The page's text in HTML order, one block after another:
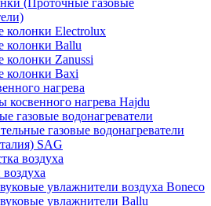
колонки Electrolux
колонки Ballu
колонки Zanussi
колонки Baxi
нагрева
косвенного нагрева Hajdu
газовые водонагреватели
газовые водонагреватели
SAG
воздуха
увлажнители воздуха Boneco
увлажнители Ballu